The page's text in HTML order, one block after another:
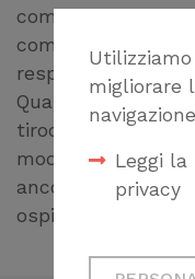
migliorare
Leggi
privacy
compilare il
competente (cioè
responsabile del
Qualora si sia già
tirocinante si può
modulo A
ancora iscritti nel
ospitanti).